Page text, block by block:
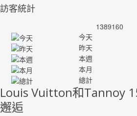
訪客統計
1389160
今天
昨天
本週
本月
總計
Louis Vuitton和Tannoy
邂逅